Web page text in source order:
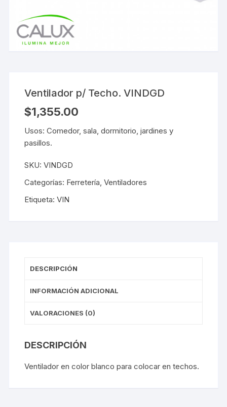
Ventilador p/ Techo. VINDGD
$1,355.00
Usos: Comedor, sala, dormitorio, jardines y
pasillos.
SKU:VINDGD
Categorías: Ferretería ,Ventiladores
Etiqueta:VIN
DESCRIPCIÓN
INFORMACIÓN ADICIONAL
VALORACIONES (0)
DESCRIPCIÓN
Ventilador en color blanco para colocar en techos.